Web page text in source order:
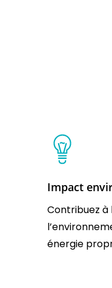
Impact
Contribuez
énergie